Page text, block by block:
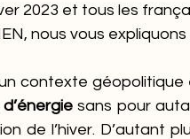
2023 et tous les
nous vous expliquons
contexte
sans pour
de l’hiver. D’autant